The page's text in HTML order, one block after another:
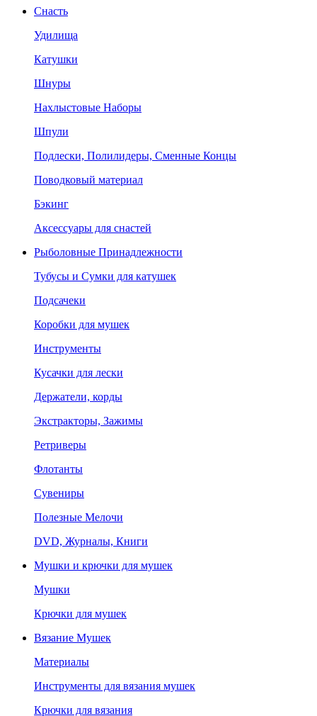
Снасть
Удилища
Катушки
Шнуры
Нахлыстовые Наборы
Шпули
Подлески, Полилидеры, Сменные Концы
Поводковый материал
Бэкинг
Аксессуары для снастей
Рыболовные Принадлежности
Тубусы и Сумки для катушек
Подсачеки
Коробки для мушек
Инструменты
Кусачки для лески
Держатели, корды
Экстракторы, Зажимы
Ретриверы
Флотанты
Сувениры
Полезные Мелочи
DVD, Журналы, Книги
Мушки и крючки для мушек
Мушки
Крючки для мушек
Вязание Мушек
Материалы
Инструменты для вязания мушек
Крючки для вязания